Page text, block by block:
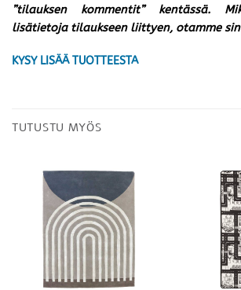
”tilauksen kommentit” kentässä.
lisätietoja tilaukseen liittyen, otamme
KYSY LISÄÄ TUOTTEESTA
TUTUSTU MYÖS